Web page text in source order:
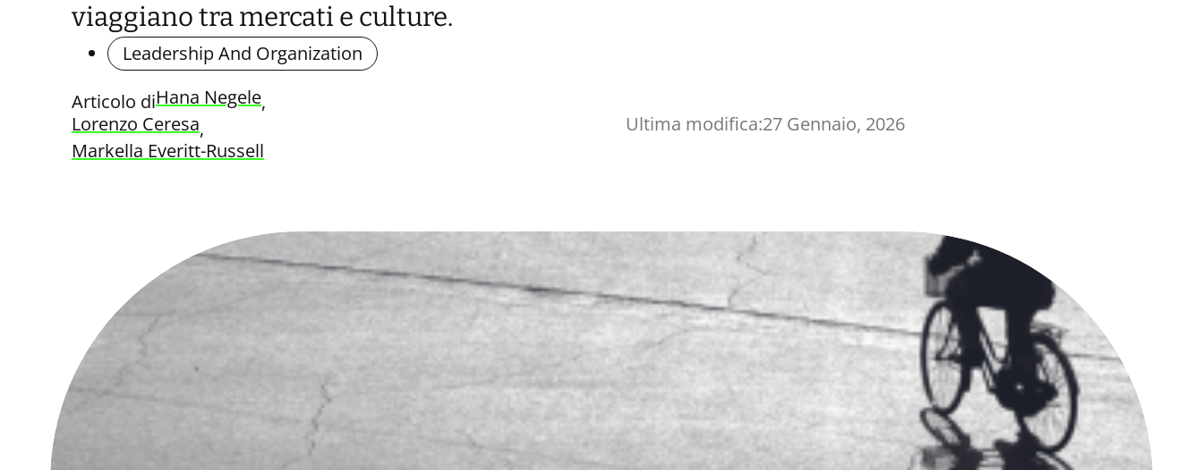
viaggiano tra mercati e culture.
Leadership And Organization
Articolo diHana Negele,
Lorenzo Ceresa,
Markella Everitt-Russell
Ultima modifica:27 Gennaio, 2026